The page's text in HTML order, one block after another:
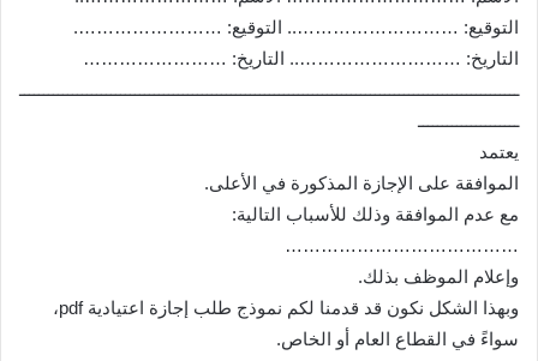
التوقيع: ……………………….. التوقيع: …………………….
التاريخ: ……………………….. التاريخ: ……………………
ــــــــــــــــــــــــــــــــــــــــــــــــــــــــــــــــــــــــــــــــــــــــــــــــــــــــ
ـــــــــــــــــــــ
يعتمد
الموافقة على الإجازة المذكورة في الأعلى.
مع عدم الموافقة وذلك للأسباب التالية:
…………………………………
وإعلام الموظف بذلك.
وبهذا الشكل نكون قد قدمنا لكم نموذج طلب إجازة اعتيادية pdf،
سواءً في القطاع العام أو الخاص.